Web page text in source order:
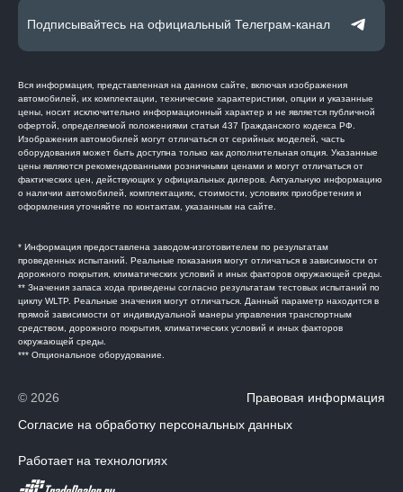
Подписывайтесь на официальный Телеграм-канал
Вся информация, представленная на данном сайте, включая изображения
автомобилей, их комплектации, технические характеристики, опции и указанные
цены, носит исключительно информационный характер и не является публичной
офертой, определяемой положениями статьи 437 Гражданского кодекса РФ.
Изображения автомобилей могут отличаться от серийных моделей, часть
оборудования может быть доступна только как дополнительная опция. Указанные
цены являются рекомендованными розничными ценами и могут отличаться от
фактических цен, действующих у официальных дилеров. Актуальную информацию
о наличии автомобилей, комплектациях, стоимости, условиях приобретения и
оформления уточняйте по контактам, указанным на сайте.
* Информация предоставлена заводом-изготовителем по результатам
проведенных испытаний. Реальные показания могут отличаться в зависимости от
дорожного покрытия, климатических условий и иных факторов окружающей среды.
** Значения запаса хода приведены согласно результатам тестовых испытаний по
циклу WLTP. Реальные значения могут отличаться. Данный параметр находится в
прямой зависимости от индивидуальной манеры управления транспортным
средством, дорожного покрытия, климатических условий и иных факторов
окружающей среды.
*** Опциональное оборудование.
© 2026
Правовая информация
Согласие на обработку персональных данных
Работает на технологиях